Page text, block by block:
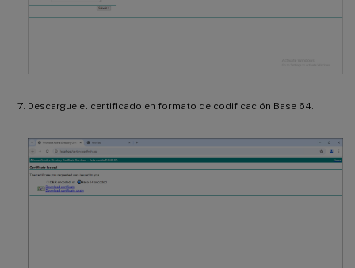
Descargue el certificado en formato de codificación Base 64.